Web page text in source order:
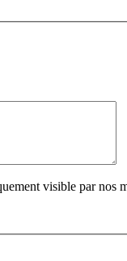
visible par nos